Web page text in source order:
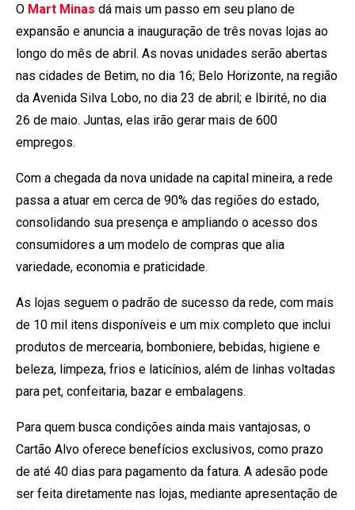
O Mart Minas dá mais um passo em seu plano de
expansão e anuncia a inauguração de três novas lojas ao
longo do mês de abril. As novas unidades serão abertas
nas cidades de Betim, no dia 16; Belo Horizonte, na região
da Avenida Silva Lobo, no dia 23 de abril; e Ibirité, no dia
26 de maio. Juntas, elas irão gerar mais de 600
empregos.
Com a chegada da nova unidade na capital mineira, a rede
passa a atuar em cerca de 90% das regiões do estado,
consolidando sua presença e ampliando o acesso dos
consumidores a um modelo de compras que alia
variedade, economia e praticidade.
As lojas seguem o padrão de sucesso da rede, com mais
de 10 mil itens disponíveis e um mix completo que inclui
produtos de mercearia, bomboniere, bebidas, higiene e
beleza, limpeza, frios e laticínios, além de linhas voltadas
para pet, confeitaria, bazar e embalagens.
Para quem busca condições ainda mais vantajosas, o
Cartão Alvo oferece benefícios exclusivos, como prazo
de até 40 dias para pagamento da fatura. A adesão pode
ser feita diretamente nas lojas, mediante apresentação de